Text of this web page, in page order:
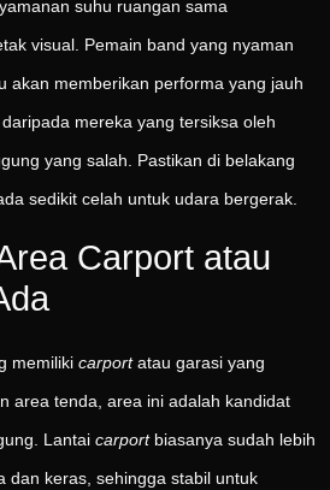
suhu ruangan sama
visual. Pemain band yang nyaman
akan memberikan performa yang jauh
mereka yang tersiksa oleh
yang salah. Pastikan di belakang
sedikit celah untuk udara bergerak.
Carport atau
memiliki carportatau garasi yang
area tenda, area ini adalah kandidat
Lantai carportbiasanya sudah lebih
dan keras, sehingga stabil untuk